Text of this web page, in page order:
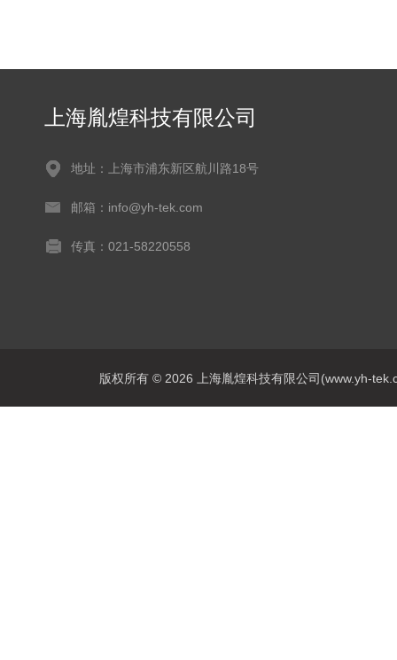
上海胤煌科技有限公司
地址：上海市浦东新区航川路18号
邮箱：info@yh-tek.com
传真：021-58220558
版权所有 © 2026 上海胤煌科技有限公司(www.yh-